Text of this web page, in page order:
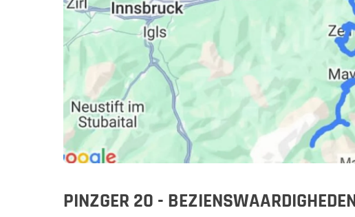
Slovenië
Slovenië
Een motor huren
PINZGER 20 -